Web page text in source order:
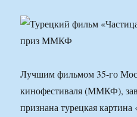
Лучшим фильмом 35-го
кинофестиваля (ММКФ),
признана турецкая